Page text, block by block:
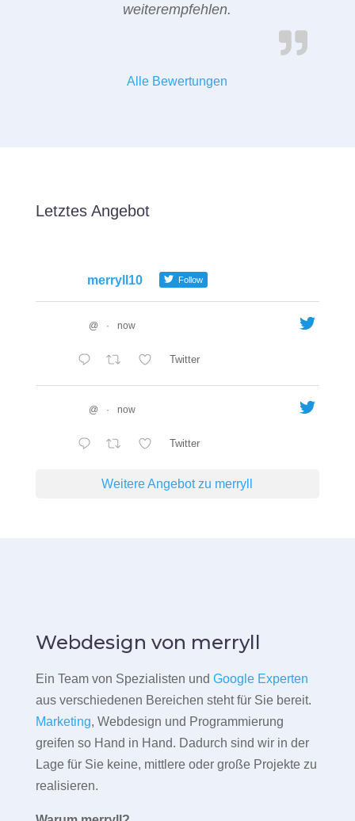
weiterempfehlen.
Alle Bewertungen
Letztes Angebot
merryll10 Follow
@ · now
Twitter
@ · now
Twitter
Weitere Angebot zu merryll
Webdesign von merryll
Ein Team von Spezialisten und Google Experten
aus verschiedenen Bereichen steht für Sie bereit.
Marketing, Webdesign und Programmierung
greifen so Hand in Hand. Dadurch sind wir in der
Lage für Sie keine, mittlere oder große Projekte zu
realisieren.